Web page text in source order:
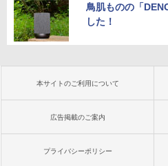
鳥肌ものの「
した！
本サイトのご利用について
広告掲載のご案内
プライバシーポリシー